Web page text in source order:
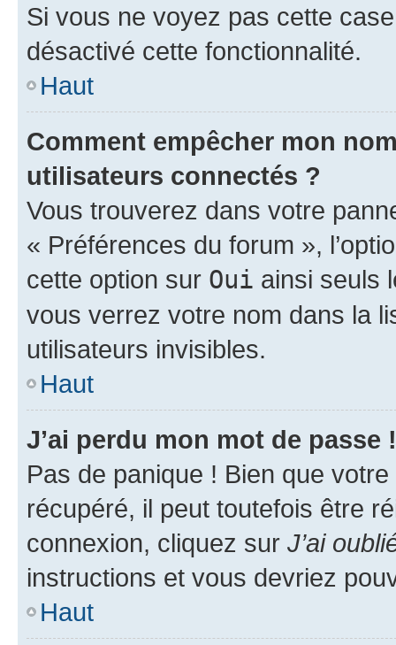
Si vous ne voyez pas cette
désactivé cette fonctionnalité.
Haut
Comment empêcher mon
utilisateurs connectés ?
Vous trouverez dans votre
« Préférences du forum »,
cette option sur Oui ainsi seuls
vous verrez votre nom dans la
utilisateurs invisibles.
Haut
J’ai perdu mon mot de passe !
Pas de panique ! Bien que
récupéré, il peut toutefois être
connexion, cliquez sur J’ai
instructions et vous devriez
Haut